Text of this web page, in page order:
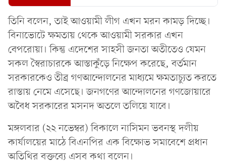
তিনি বলেন, তাই আওয়ামী লীগ এখন মরন কামড় দিচ্ছে।
বিনাভোটে ক্ষমতায় থেকে আওয়ামী সরকার এখন
বেপরোয়া। কিন্তু এদেশের সাহসী জনতা অতীতেও যেমন
সকল স্বৈরাচারকে আস্তাকুঁড়ে নিক্ষেপ করেছে, বর্তমান
সরকারকেও তীব্র গণআন্দোলনের মাধ্যমে ক্ষমতাচ্যুত করতে
রাস্তায় নেমে এসেছে। জনগণের আন্দোলনের গণজোয়ারে
অবৈধ সরকারের মসনদ অতলে তলিয়ে যাবে।
মঙ্গলবার (২২ নভেম্বর) বিকালে নাসিমন ভবনস্থ দলীয়
কার্যালয়ের মাঠে বিএনপির এক বিক্ষোভ সমাবেশে প্রধান
অতিথির বক্তব্যে এসব কথা বলেন।